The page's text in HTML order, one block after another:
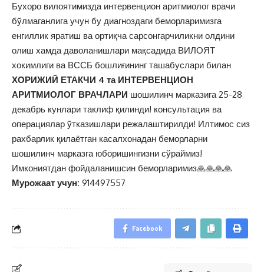
Бухоро вилоятимизда интервенцион аритмиолог врачи
бўлмаганлига учун бу диагноздаги беморларимизга
енгиллик яратиш ва ортиқча сарсонгарчиликни олдини
олиш хамда даволанишлари мақсадида ВИЛОЯТ
хокимлиги ва ВССБ бошлиғининг ташабуслари билан
ХОРИЖИЙ ЕТАКЧИ 4 та ИНТЕРВЕНЦИОН
АРИТМИОЛОГ ВРАЧЛАРИ шошилинч марказига 25-28
декабрь кунлари таклиф қилинди! консультация ва
операциялар ўтказишлари режалаштирилди! Илтимос сиз
рахбарлик қилаётган касалхонадан беморларни
шошилинч марказга юборишингизни сўраймиз!
Имкониятдан фойдаланишсин беморларимиз🙏🙏🙏🙏
Мурожаат учун: 914497557
Facebook